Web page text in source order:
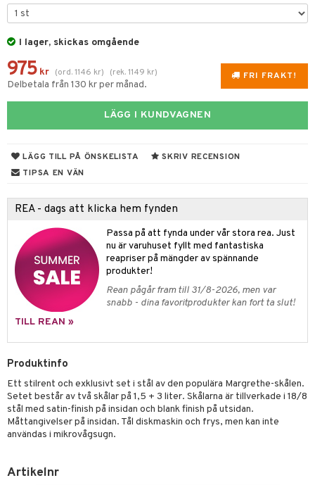
I lager, skickas omgående
FRI FRAKT!
975 kr (ord.1146 kr) (rek.1149 kr)
Delbetala från 130 kr per månad.
LÄGG I KUNDVAGNEN
LÄGG TILL PÅ ÖNSKELISTA
SKRIV RECENSION
TIPSA EN VÄN
REA - dags att klicka hem fynden
Passa på att fynda under vår stora rea. Just
nu är varuhuset fyllt med fantastiska
reapriser på mängder av spännande
produkter!
Rean pågår fram till 31/8-2026, men var
snabb - dina favoritprodukter kan fort ta slut!
TILL REAN »
Produktinfo
Ett stilrent och exklusivt set i stål av den populära Margrethe-skålen.
Setet består av två skålar på 1,5 + 3 liter. Skålarna är tillverkade i 18/8
stål med satin-finish på insidan och blank finish på utsidan.
Måttangivelser på insidan. Tål diskmaskin och frys, men kan inte
användas i mikrovågsugn.
Artikelnr
& Grönsaksknivar
Muggar
tallrikar
Bakformar
& Skålar
& Täcken
& Örngott
& Matare
insektsskydd
svar